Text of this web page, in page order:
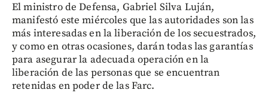
El ministro de Defensa, Gabriel Silva Luján,
manifestó este miércoles que las autoridades son las
más interesadas en la liberación de los secuestrados,
y como en otras ocasiones, darán todas las garantías
para asegurar la adecuada operación en la
liberación de las personas que se encuentran
retenidas en poder de las Farc.